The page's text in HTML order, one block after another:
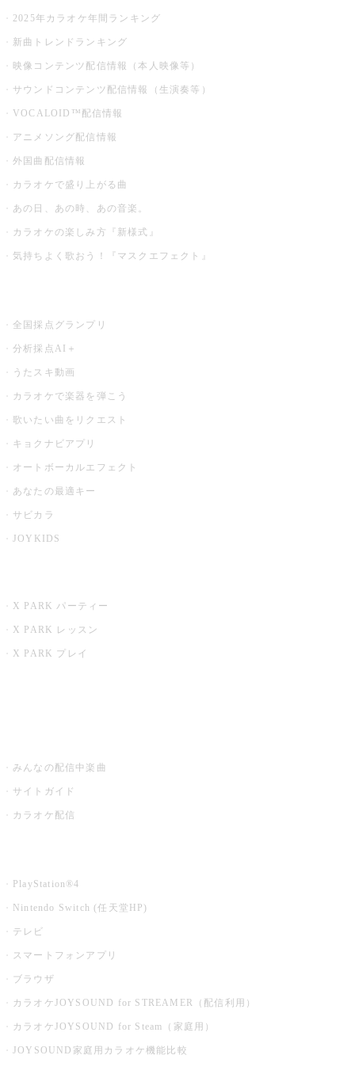
2025年カラオケ年間ランキング
新曲トレンドランキング
映像コンテンツ配信情報（本人映像等）
サウンドコンテンツ配信情報（生演奏等）
VOCALOID™配信情報
アニメソング配信情報
外国曲配信情報
カラオケで盛り上がる曲
あの日、あの時、あの音楽。
カラオケの楽しみ方『新様式』
気持ちよく歌おう！『マスクエフェクト』
全国採点グランプリ
分析採点AI＋
うたスキ動画
カラオケで楽器を弾こう
歌いたい曲をリクエスト
キョクナビアプリ
オートボーカルエフェクト
あなたの最適キー
サビカラ
JOYKIDS
X PARK パーティー
X PARK レッスン
X PARK プレイ
みんなの配信中楽曲
サイトガイド
カラオケ配信
PlayStation®4
Nintendo Switch (任天堂HP)
テレビ
スマートフォンアプリ
ブラウザ
カラオケJOYSOUND for STREAMER（配信利用）
カラオケJOYSOUND for Steam（家庭用）
JOYSOUND家庭用カラオケ機能比較